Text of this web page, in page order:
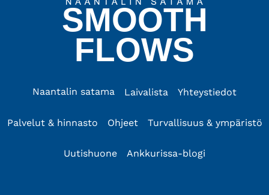
SMOOTH
FLOWS
Naantalin satama Laivalista Yhteystiedot
Palvelut & hinnasto Ohjeet Turvallisuus & ympäristö
Uutishuone Ankkurissa-blogi